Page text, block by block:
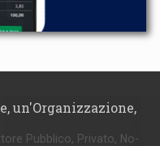
un'Organizzazione,
Pubblico, Privato, No-